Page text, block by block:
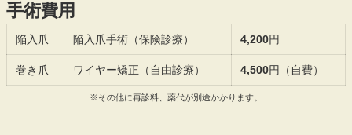
手術費用
陥入爪 陥入爪手術（保険診療） 4,200円
巻き爪 ワイヤー矯正（自由診療） 4,500円（自費）
※その他に再診料、薬代が別途かかります。